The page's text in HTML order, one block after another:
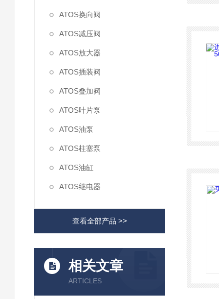
ATOS换向阀
ATOS减压阀
ATOS放大器
ATOS插装阀
ATOS叠加阀
ATOS叶片泵
ATOS油泵
ATOS柱塞泵
ATOS油缸
ATOS继电器
查看全部产品 >>
相关文章
ARTICLES